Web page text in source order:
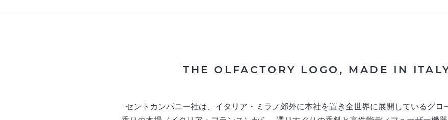
THE OLFACTORY LOGO, MADE IN
セントカンパニー社は、イタリア・ミラノ郊外に本社を置き全世界に展開しているグロ